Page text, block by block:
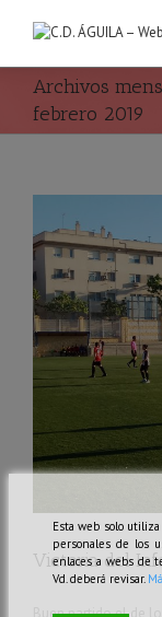
Archivos
febrero 2019
Victoria del
Esta web solo
personales de los
enlaces a webs de
Vd. deberá revisar.